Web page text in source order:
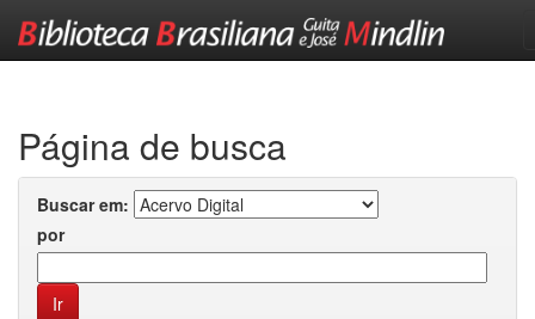
Página de busca
Buscar em:
por